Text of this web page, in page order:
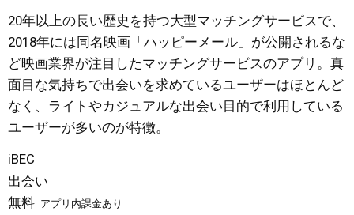
20年以上の長い歴史を持つ大型マッチングサービスで、
2018年には同名映画「ハッピーメール」が公開されるな
ど映画業界が注目したマッチングサービスのアプリ。真
面目な気持ちで出会いを求めているユーザーはほとんど
なく、ライトやカジュアルな出会い目的で利用している
ユーザーが多いのが特徴。
iBEC
出会い
無料 アプリ内課金あり